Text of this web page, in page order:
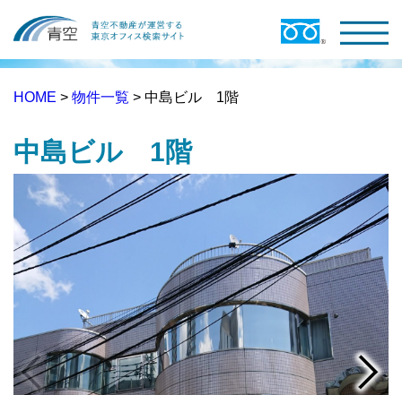
HOME > 物件一覧 > 中島ビル 1階
中島ビル 1階